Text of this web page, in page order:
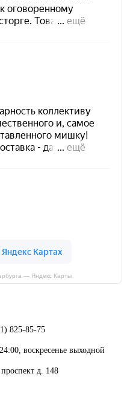
— Яндекс Карты
825-85-75
воскресенье выходной
д. 148